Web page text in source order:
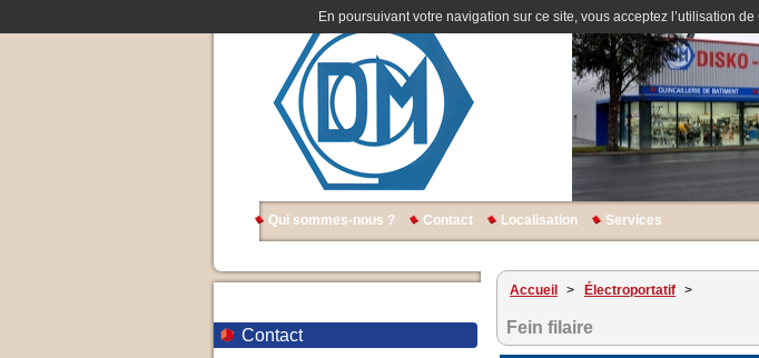
En poursuivant votre navigation sur ce site, vous acceptez l’utilisation
Qui sommes-nous ? Contact Localisation Services
Contact
Accueil > Électroportatif >
Fein filaire